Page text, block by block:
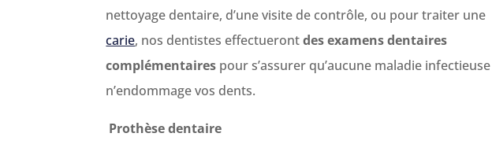
nettoyage dentaire, d’une visite de contrôle, ou pour traiter une
carie, nos dentistes effectuerontdes examens dentaires
complémentaires pour s’assurer qu’aucune maladie infectieuse
n’endommage vos dents.
Prothèse dentaire